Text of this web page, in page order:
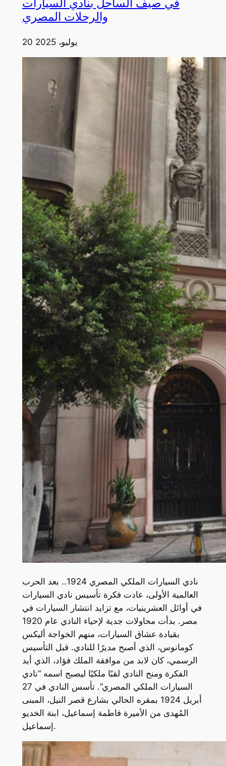
في صيف الساحل بنادي السيارات
والرحلات المصري
20 يوليو، 2025
نادي السيارات الملكي المصري 1924.. بعد الحرب
العالمية الأولى، عادت فكرة تأسيس نادي السيارات
في أوائل العشرينيات، مع تزايد انتشار السيارات في
مصر. بدأت محاولات جدية لإحياء النادي عام 1920
بقيادة عشاق السيارات، منهم الخواجة أليكس
كومانوس، الذي أصبح مديرًا للنادي. قبل التأسيس
الرسمي، كان لابد من موافقة الملك فؤاد، الذي أيد
الفكرة ومنح النادي لقبًا ملكيًا ليصبح اسمه “نادي
السيارات الملكي المصري”. تأسس النادي في 27
أبريل 1924 بمقره الحالي بشارع قصر النيل، المبنى
المُهدى من الأميرة فاطمة إسماعيل، ابنة الخديو
إسماعيل.